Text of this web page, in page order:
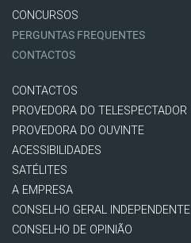
CONCURSOS
PERGUNTAS FREQUENTES
CONTACTOS
CONTACTOS
PROVEDORA DO TELESPECTADOR
PROVEDORA DO OUVINTE
ACESSIBILIDADES
SATÉLITES
A EMPRESA
CONSELHO GERAL INDEPENDENTE
CONSELHO DE OPINIÃO